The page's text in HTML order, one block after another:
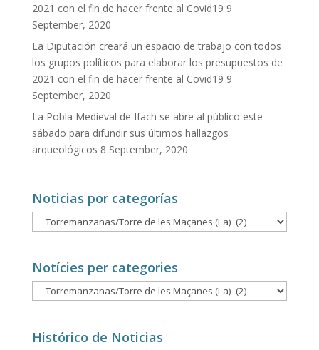
2021 con el fin de hacer frente al Covid19 9
September, 2020
La Diputación creará un espacio de trabajo con todos
los grupos políticos para elaborar los presupuestos de
2021 con el fin de hacer frente al Covid19 9
September, 2020
La Pobla Medieval de Ifach se abre al público este
sábado para difundir sus últimos hallazgos
arqueológicos 8 September, 2020
Noticias por categorías
Noticias
por
Notícies per categories
Notícies
per
Histórico de Noticias